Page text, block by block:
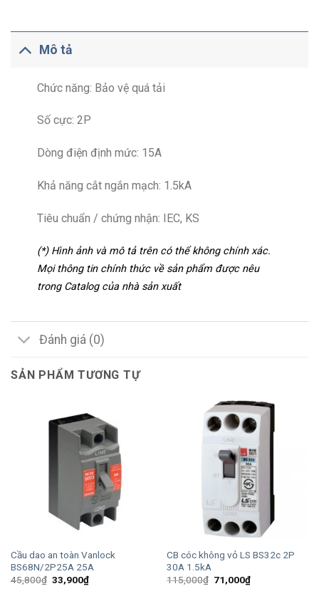
Mô tả
Chức năng: Bảo vệ quá tải
Số cực: 2P
Dòng điện định mức: 15A
Khả năng cắt ngắn mạch: 1.5kA
Tiêu chuẩn / chứng nhận: IEC, KS
(*) Hình ảnh và mô tả trên có thể không chính xác.
Mọi thông tin chính thức về sản phẩm được nêu
trong Catalog của nhà sản xuất
Đánh giá (0)
SẢN PHẨM TƯƠNG TỰ
Cầu dao an toàn Vanlock
BS68N/2P25A 25A
45,800₫ Giá
gốc
33,900₫Giá
hiện
CB cóc không vỏ LS BS32c 2P
30A 1.5kA
115,000₫ Giá
gốc
71,000₫Giá
hiện